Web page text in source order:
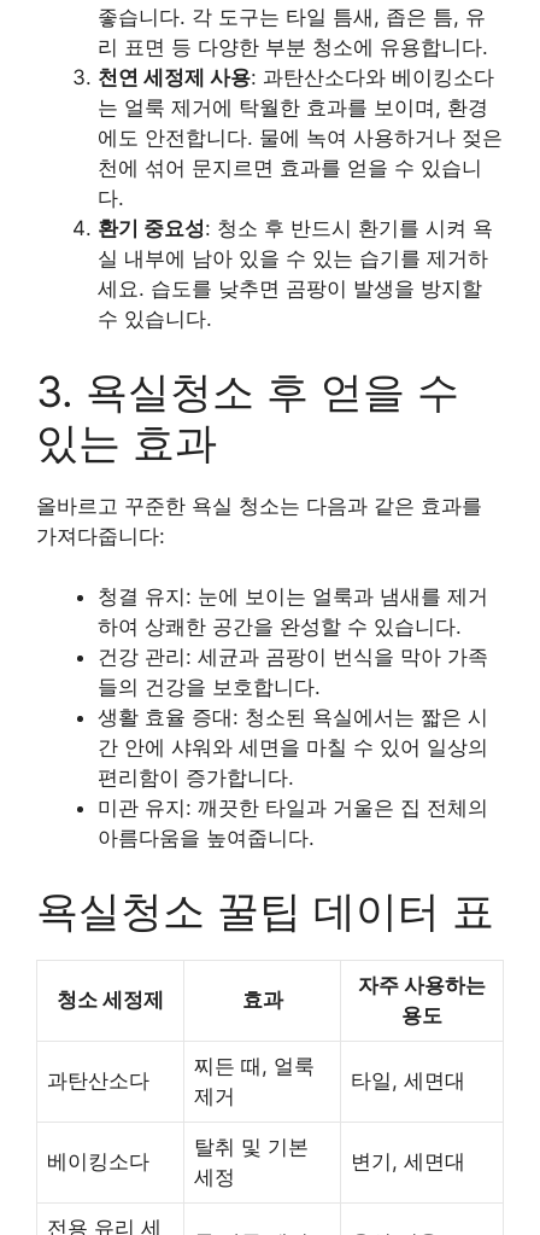
좋습니다. 각 도구는 타일 틈새, 좁은 틈, 유
리 표면 등 다양한 부분 청소에 유용합니다.
천연 세정제 사용: 과탄산소다와 베이킹소다
는 얼룩 제거에 탁월한 효과를 보이며, 환경
에도 안전합니다. 물에 녹여 사용하거나 젖은
천에 섞어 문지르면 효과를 얻을 수 있습니
다.
환기 중요성: 청소 후 반드시 환기를 시켜 욕
실 내부에 남아 있을 수 있는 습기를 제거하
세요. 습도를 낮추면 곰팡이 발생을 방지할
수 있습니다.
3. 욕실청소 후 얻을 수
있는 효과
올바르고 꾸준한 욕실 청소는 다음과 같은 효과를
가져다줍니다:
청결 유지 : 눈에 보이는 얼룩과 냄새를 제거
하여 상쾌한 공간을 완성할 수 있습니다.
건강 관리 : 세균과 곰팡이 번식을 막아 가족
들의 건강을 보호합니다.
생활 효율 증대 : 청소된 욕실에서는 짧은 시
간 안에 샤워와 세면을 마칠 수 있어 일상의
편리함이 증가합니다.
미관 유지 : 깨끗한 타일과 거울은 집 전체의
아름다움을 높여줍니다.
욕실청소 꿀팁 데이터 표
청소 세정제 효과
자주 사용하는
용도
과탄산소다
찌든 때, 얼룩
제거
타일, 세면대
베이킹소다
탈취 및 기본
세정
변기, 세면대
전용 유리 세